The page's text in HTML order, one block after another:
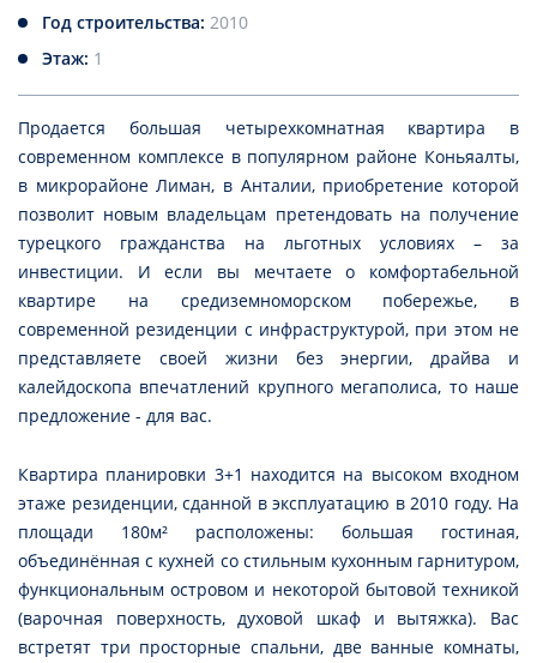
Год строительства: 2010
Этаж: 1
Продается большая четырехкомнатная квартира в
современном комплексе в популярном районе Коньяалты,
в микрорайоне Лиман, в Анталии, приобретение которой
позволит новым владельцам претендовать на получение
турецкого гражданства на льготных условиях – за
инвестиции. И если вы мечтаете о комфортабельной
квартире на средиземноморском побережье, в
современной резиденции с инфраструктурой, при этом не
представляете своей жизни без энергии, драйва и
калейдоскопа впечатлений крупного мегаполиса, то наше
предложение - для вас.
Квартира планировки 3+1 находится на высоком входном
этаже резиденции, сданной в эксплуатацию в 2010 году. На
площади 180м² расположены: большая гостиная,
объединённая с кухней со стильным кухонным гарнитуром,
функциональным островом и некоторой бытовой техникой
(варочная поверхность, духовой шкаф и вытяжка). Вас
встретят три просторные спальни, две ванные комнаты,